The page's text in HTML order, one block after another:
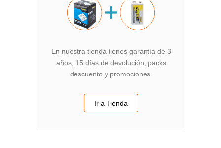
En nuestra tienda tienes garantía de 3
años, 15 días de devolución, packs
descuento y promociones.
Ir a Tienda